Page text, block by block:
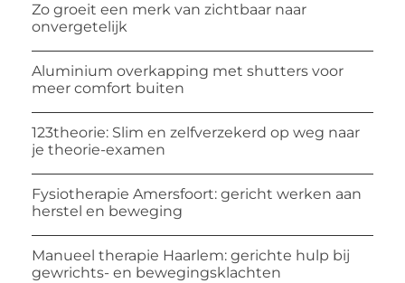
Zo groeit een merk van zichtbaar naar
onvergetelijk
Aluminium overkapping met shutters voor
meer comfort buiten
123theorie: Slim en zelfverzekerd op weg naar
je theorie-examen
Fysiotherapie Amersfoort: gericht werken aan
herstel en beweging
Manueel therapie Haarlem: gerichte hulp bij
gewrichts- en bewegingsklachten